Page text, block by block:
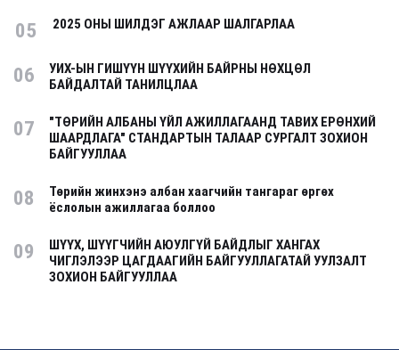
05 2025 ОНЫ ШИЛДЭГ АЖЛААР ШАЛГАРЛАА
06
УИХ-ЫН ГИШҮҮН ШҮҮХИЙН БАЙРНЫ НӨХЦӨЛ
БАЙДАЛТАЙ ТАНИЛЦЛАА
07
"ТӨРИЙН АЛБАНЫ ҮЙЛ АЖИЛЛАГААНД ТАВИХ ЕРӨНХИЙ
ШААРДЛАГА" СТАНДАРТЫН ТАЛААР СУРГАЛТ ЗОХИОН
БАЙГУУЛЛАА
08
Төрийн жинхэнэ албан хаагчийн тангараг өргөх
ёслолын ажиллагаа боллоо
09
ШҮҮХ, ШҮҮГЧИЙН АЮУЛГҮЙ БАЙДЛЫГ ХАНГАХ
ЧИГЛЭЛЭЭР ЦАГДААГИЙН БАЙГУУЛЛАГАТАЙ УУЛЗАЛТ
ЗОХИОН БАЙГУУЛЛАА